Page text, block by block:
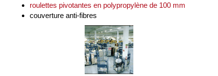
roulettes pivotantes en polypropylène de 100 mm
couverture anti-fibres